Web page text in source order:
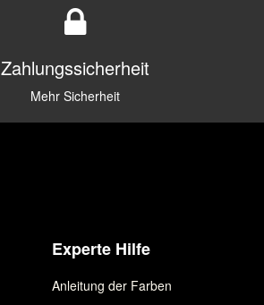
Zahlungssicherheit
Mehr Sicherheit
Experte Hilfe
Anleitung der Farben